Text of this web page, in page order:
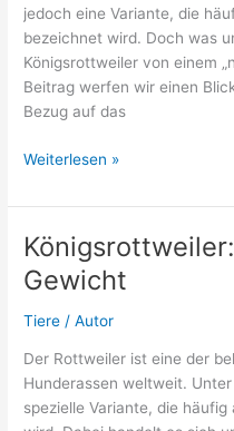
jedoch eine Variante, die
bezeichnet wird. Doch was
Königsrottweiler von einem
Beitrag werfen wir einen
Bezug auf das
Königsrottweiler
Rottweiler:
sind
die
Weiterlesen »
Gewicht
Tiere /Autor
Der Rottweiler ist eine der
Hunderassen weltweit.
spezielle Variante, die häufig